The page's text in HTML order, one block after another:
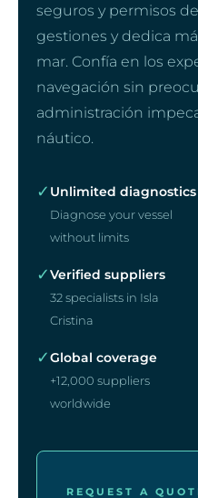
seguros y permisos
gestiones y dedica
mar. Confía en los
navegación sin
administración
náutico.
✓ Unlimited diagnostics
Diagnose your vessel
without limits
✓Verified suppliers
32 specialists in Isla
Cristina
✓Global coverage
+12,000 suppliers
worldwide
REQUEST A